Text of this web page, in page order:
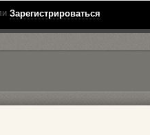
Зарегистрироваться